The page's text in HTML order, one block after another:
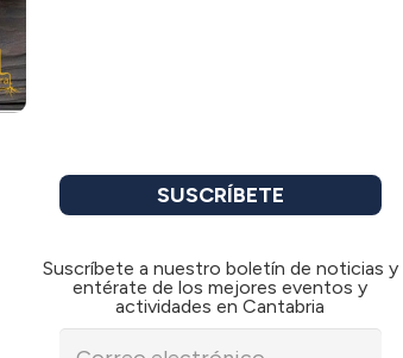
SUSCRÍBETE
Suscríbete a nuestro boletín de noticias y
entérate de los mejores eventos y
actividades en Cantabria